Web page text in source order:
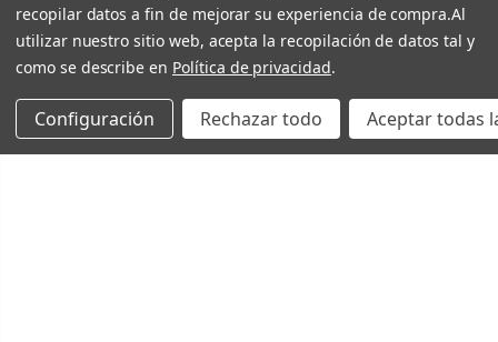
recopilar datos a fin de mejorar su experiencia de compra.Al
utilizar nuestro sitio web, acepta la recopilación de datos tal y
como se describe en Política de privacidad.
Configuración Rechazar todo Aceptar todas